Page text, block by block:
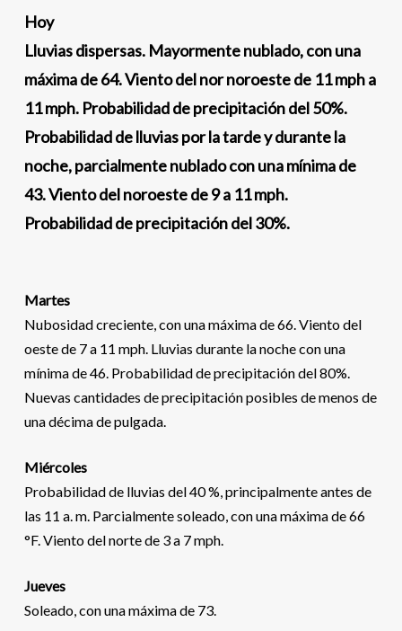
Hoy
Lluvias dispersas. Mayormente nublado, con una
máxima de 64. Viento del nor noroeste de 11 mph a
11 mph. Probabilidad de precipitación del 50%.
Probabilidad de lluvias por la tarde y durante la
noche, parcialmente nublado con una mínima de
43. Viento del noroeste de 9 a 11 mph.
Probabilidad de precipitación del 30%.
Martes
Nubosidad creciente, con una máxima de 66. Viento del
oeste de 7 a 11 mph. Lluvias durante la noche con una
mínima de 46. Probabilidad de precipitación del 80%.
Nuevas cantidades de precipitación posibles de menos de
una décima de pulgada.
Miércoles
Probabilidad de lluvias del 40 %, principalmente antes de
las 11 a. m. Parcialmente soleado, con una máxima de 66
°F. Viento del norte de 3 a 7 mph.
Jueves
Soleado, con una máxima de 73.